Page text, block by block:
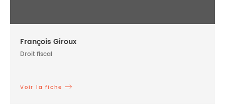
François Giroux
Droit fiscal
Voir la fiche